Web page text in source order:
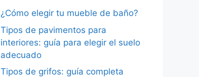
¿Cómo elegir tu mueble de baño?
Tipos de pavimentos para
interiores: guía para elegir el suelo
adecuado
Tipos de grifos: guía completa